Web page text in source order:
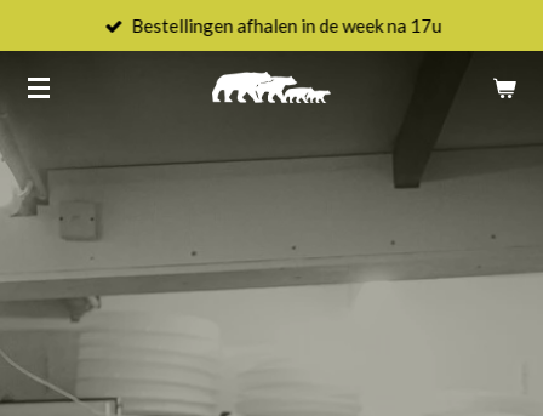
naar
Bestellingen afhalen in de week na 17u